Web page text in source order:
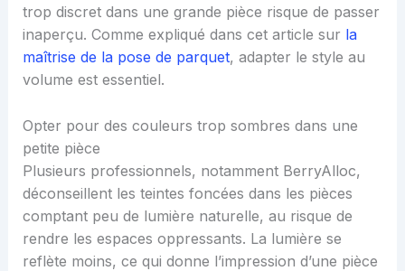
trop discret dans une grande pièce risque de passer
inaperçu. Comme expliqué dans cet article sur la
maîtrise de la pose de parquet, adapter le style au
volume est essentiel.
Opter pour des couleurs trop sombres dans une
petite pièce
Plusieurs professionnels, notamment BerryAlloc,
déconseillent les teintes foncées dans les pièces
comptant peu de lumière naturelle, au risque de
rendre les espaces oppressants. La lumière se
reflète moins, ce qui donne l’impression d’une pièce